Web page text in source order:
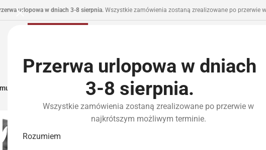
Przerwa urlopowa w dniach
3-8 sierpnia.
Wszystkie zamówienia zostaną zrealizowane po przerwie w
najkrótszym możliwym terminie.
Rozumiem
urlopowa w dniach 3-8 sierpnia. Wszystkie zamówienia zostaną zrealizowane po przerwie
I Zasilanie Części I Tuning HPAWyposażenie Taktyczne
WYPRZEDANE